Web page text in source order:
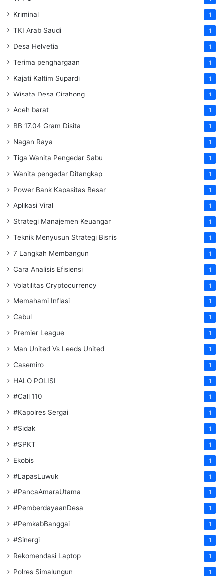
Kriminal 1
TKI Arab Saudi 1
Desa Helvetia 1
Terima penghargaan 1
Kajati Kaltim Supardi 1
Wisata Desa Cirahong 1
Aceh barat 1
BB 17.04 Gram Disita 1
Nagan Raya 1
Tiga Wanita Pengedar Sabu 1
Wanita pengedar Ditangkap 1
Power Bank Kapasitas Besar 1
Aplikasi Viral 1
Strategi Manajemen Keuangan 1
Teknik Menyusun Strategi Bisnis 1
7 Langkah Membangun 1
Cara Analisis Efisiensi 1
Volatilitas Cryptocurrency 1
Memahami Inflasi 1
Cabul 1
Premier League 1
Man United Vs Leeds United 1
Casemiro 1
HALO POLISI 1
#Call 110 1
#Kapolres Sergai 1
#Sidak 1
#SPKT 1
Ekobis 1
#LapasLuwuk 1
#PancaAmaraUtama 1
#PemberdayaanDesa 1
#PemkabBanggai 1
#Sinergi 1
Rekomendasi Laptop 1
Polres Simalungun 1